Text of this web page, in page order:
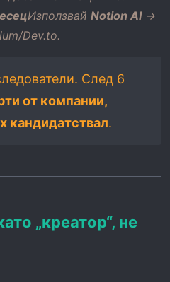
Използвай Notion AI→
Dev.to.
След 6
от компании,
кандидатствал.
„креатор“, не